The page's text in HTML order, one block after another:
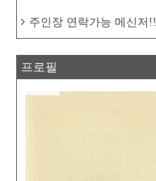
주인장 연락가능 메신저!!
프로필